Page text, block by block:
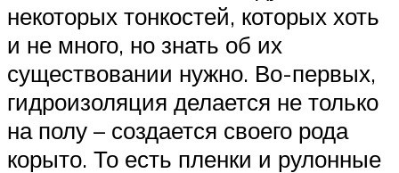
некоторых тонкостей, которых хоть
и не много, но знать об их
существовании нужно. Во-первых,
гидроизоляция делается не только
на полу – создается своего рода
корыто. То есть пленки и рулонные